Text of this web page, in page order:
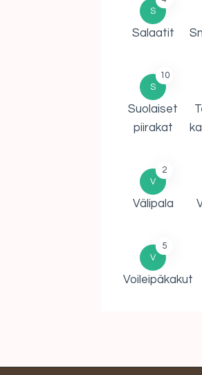
S
Salaatit
S
10
Suolaiset
piirakat
V
2
Välipala
V
5
Voileipäkakut